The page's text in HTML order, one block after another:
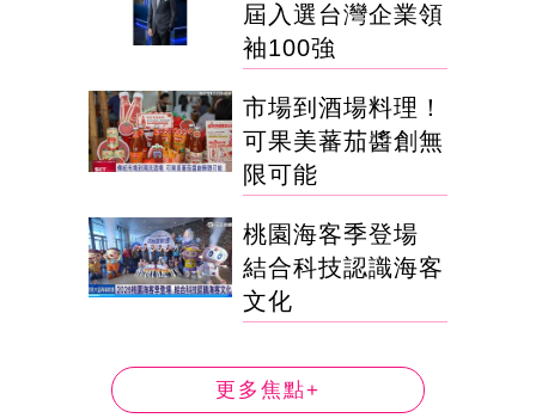
屆入選台灣企業領
袖100強
市場到酒場料理！
可果美蕃茄醬創無
限可能
桃園海客季登場
結合科技認識海客
文化
更多焦點+